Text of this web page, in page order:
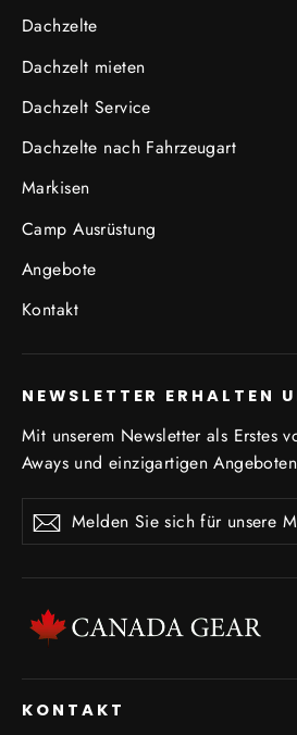
Dachzelte
Dachzelt mieten
Dachzelt Service
Dachzelte nach Fahrzeugart
Markisen
Camp Ausrüstung
Angebote
Kontakt
NEWSLETTER ERHALTEN
Mit unserem Newsletter als Erstes
Aways und einzigartigen
Melden
Sie
unsere
an
Abonnieren
Abonnieren
KONTAKT